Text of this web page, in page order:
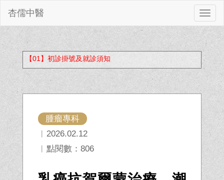
切
換
杏儒中醫
【01】初診掛號及就診須知
腫瘤專科
︱2026.02.12
︱點閱數：806